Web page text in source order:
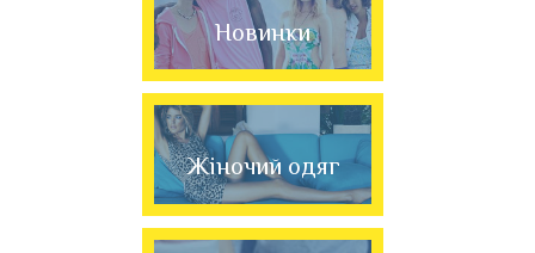
Новинки
Жіночий одяг